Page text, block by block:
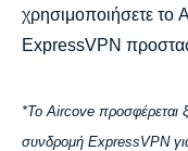
χρησιμοποιήσετε το
ExpressVPN
*Το Aircove προσφέρεται
συνδρομή ExpressVPN για